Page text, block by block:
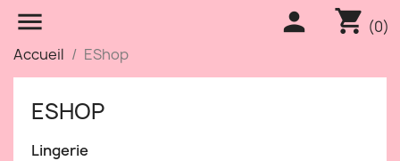
 shopping_cart (0)

Accueil EShop
ESHOP
Lingerie